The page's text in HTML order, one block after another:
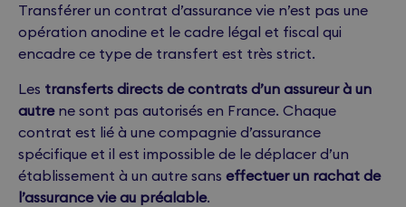
Transférer un contrat d’assurance vie n’est pas une
opération anodine et le cadre légal et fiscal qui
encadre ce type de transfert est très strict.
Les transferts directs de contrats d’un assureur à un
autrene sont pas autorisés en France. Chaque
contrat est lié à une compagnie d’assurance
spécifique et il est impossible de le déplacer d’un
établissement à un autre sans effectuer un rachat de
l’assurance vie au préalable.